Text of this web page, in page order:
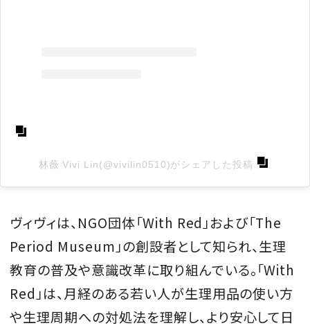
林薇 Vivi Lin(@vivilin0510)がシェアした投稿
ヴィヴィは、NGO団体「With Red」および「The
Period Museum」の創設者として知られ、生理
教育の普及や意識改革に取り組んでいる。「With
Red」は、月経のある若い人が生理用品の使い方
や生理周期への対処法を理解し、より安心して日